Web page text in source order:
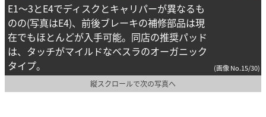
E1～3とE4でディスクとキャリパーが異なるも
のの(写真はE4)、前後ブレーキの補修部品は現
在でもほとんどが入手可能。同店の推奨パッド
は、タッチがマイルドなベスラのオーガニック
タイプ。
(画像 No.15/30)
縦スクロールで次の写真へ